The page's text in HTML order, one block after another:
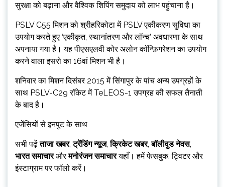
सुरक्षा को बढ़ाना और वैश्विक शिपिंग समुदाय को लाभ पहुंचाना है।
PSLV C55 मिशन को श्रीहरिकोटा में PSLV एकीकरण सुविधा का
उपयोग करते हुए ‘एकीकृत, स्थानांतरण और लॉन्च’ अवधारणा के साथ
अपनाया गया है। यह पीएसएलवी कोर अलोन कॉन्फ़िगरेशन का उपयोग
करने वाला इसरो का 16वां मिशन भी है।
शनिवार का मिशन दिसंबर 2015 में सिंगापुर के पांच अन्य उपग्रहों के
साथ PSLV-C29 रॉकेट में TeLEOS-1 उपग्रह की सफल तैनाती
के बाद है।
एजेंसियों से इनपुट के साथ
सभी पढ़ेंताजा खबर,ट्रेंडिंग न्यूज,क्रिकेट खबर,बॉलीवुड नेवस,
भारत समाचारऔरमनोरंजन समाचारयहाँ। हमें फेसबुक, ट्विटर और
इंस्टाग्राम पर फॉलो करें।